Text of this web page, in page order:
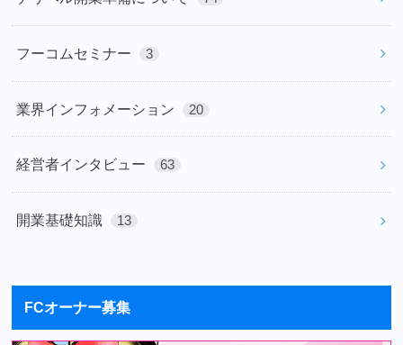
フーコムセミナー 3
業界インフォメーション 20
経営者インタビュー 63
開業基礎知識 13
FCオーナー募集